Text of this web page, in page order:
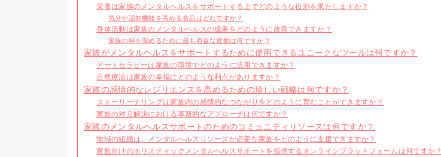
栄養は家族のメンタルヘルスをサポートする上でどのような役割を果たしますか？
気分や認知機能を高める食品はどれですか？
身体活動は家族のメンタルヘルスの成果をどのように改善できますか？
家族の絆を深めるために最も有益な運動は何ですか？
家族がメンタルヘルスをサポートするために使用できるユニークなツールは何ですか？
アートセラピーは家族の環境でどのように活用できますか？
自然療法は家族の幸福にどのような利点がありますか？
家族の感情的なレジリエンスを高めるための珍しい戦略は何ですか？
ストーリーテリングは家族内の感情的なつながりをどのように育むことができますか？
家族の対立解決における革新的なアプローチは何ですか？
家族のメンタルヘルスサポートのためのコミュニティリソースは何ですか？
地域の組織は、メンタルヘルスリソースが必要な家族をどのように支援できますか？
家族向けのホリスティックメンタルヘルスサポートを提供するオンラインプラットフォームは何ですか？